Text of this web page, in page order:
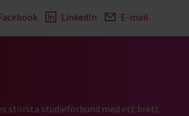
Facebook LinkedIn E-mail
startsida
största studieförbund med ett brett